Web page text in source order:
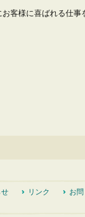
客様に喜ばれる仕事
リンク
お問